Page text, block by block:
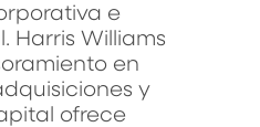
e
Harris Williams
en
y
ofrece